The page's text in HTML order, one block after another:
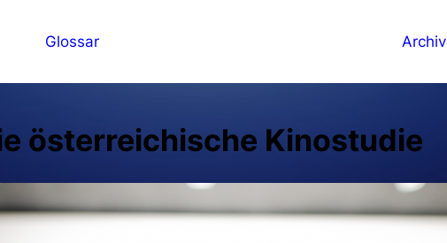
Glossar Archiv
österreichische Kinostudie